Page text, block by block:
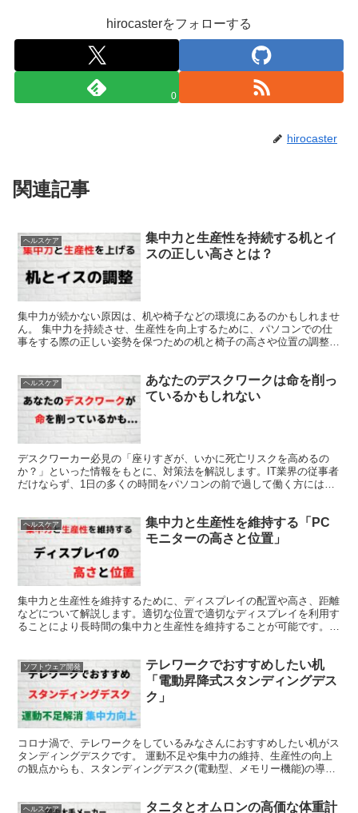
hirocasterをフォローする
0
hirocaster
関連記事
ヘルスケア
集中力と生産性を持続する机とイ
スの正しい高さとは？
集中力が続かない原因は、机や椅子などの環境にあるのかもしれませ
ん。 集中力を持続させ、生産性を向上するために、パソコンでの仕
事をする際の正しい姿勢を保つための机と椅子の高さや位置の調整に
ヘルスケア
あなたのデスクワークは命を削っ
ているかもしれない
デスクワーカー必見の「座りすぎが、いかに死亡リスクを高めるの
か？」といった情報をもとに、対策法を解説します。IT業界の従事者
だけならず、1日の多くの時間をパソコンの前で過して働く方には、
ヘルスケア
集中力と生産性を維持する「PC
モニターの高さと位置」
集中力と生産性を維持するために、ディスプレイの配置や高さ、距離
などについて解説します。適切な位置で適切なディスプレイを利用す
ることにより長時間の集中力と生産性を維持することが可能です。眼
ソフトウェア開発
テレワークでおすすめしたい机
「電動昇降式スタンディングデス
ク」
コロナ渦で、テレワークをしているみなさんにおすすめしたい机がス
タンディングデスクです。 運動不足や集中力の維持、生産性の向上
の観点からも、スタンディングデスク(電動型、メモリー機能)の導入
ヘルスケア
タニタとオムロンの高価な体重計